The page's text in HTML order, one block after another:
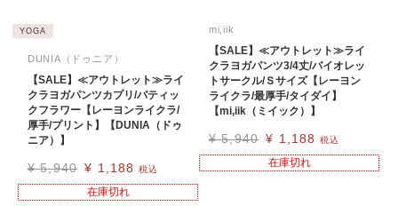
YOGA
DUNIA（ドゥニア）
【SALE】≪アウトレット≫ライ
クラヨガパンツカプリ/バティッ
クフラワー【レーヨンライクラ/
厚手/プリント】【DUNIA（ドゥ
ニア）】
¥ 5,940 ¥ 1,188 税込
在庫切れ
mi,iik
【SALE】≪アウトレット≫ライ
クラヨガパンツ3/4丈/バイオレッ
トサークル/Ｓサイズ【レーヨン
ライクラ/最厚手/タイダイ】
【mi,iik（ミイック）】
¥ 5,940 ¥ 1,188 税込
在庫切れ